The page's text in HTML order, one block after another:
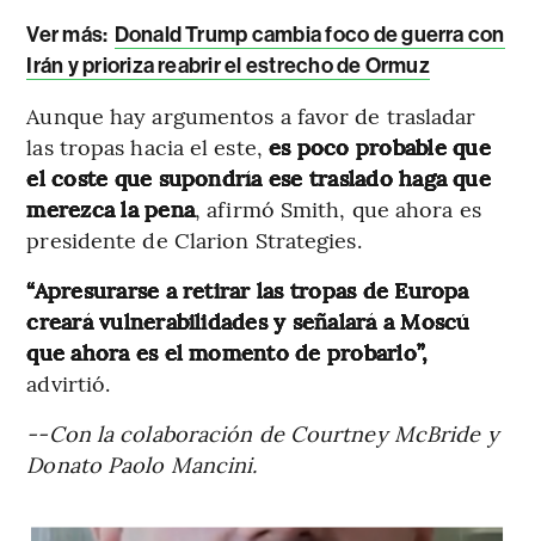
Ver más: Donald Trump cambia foco de guerra con
Irán y prioriza reabrir el estrecho de Ormuz
Aunque hay argumentos a favor de trasladar
las tropas hacia el este, es poco probable que
el coste que supondría ese traslado haga que
merezca la pena, afirmó Smith, que ahora es
presidente de Clarion Strategies.
“Apresurarse a retirar las tropas de Europa
creará vulnerabilidades y señalará a Moscú
que ahora es el momento de probarlo”,
advirtió.
--Con la colaboración de Courtney McBride y
Donato Paolo Mancini.